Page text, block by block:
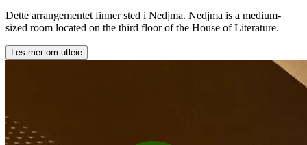
Dette arrangementet finner sted i Nedjma. Nedjma is a medium-
sized room located on the third floor of the House of Literature.
Les mer om utleie